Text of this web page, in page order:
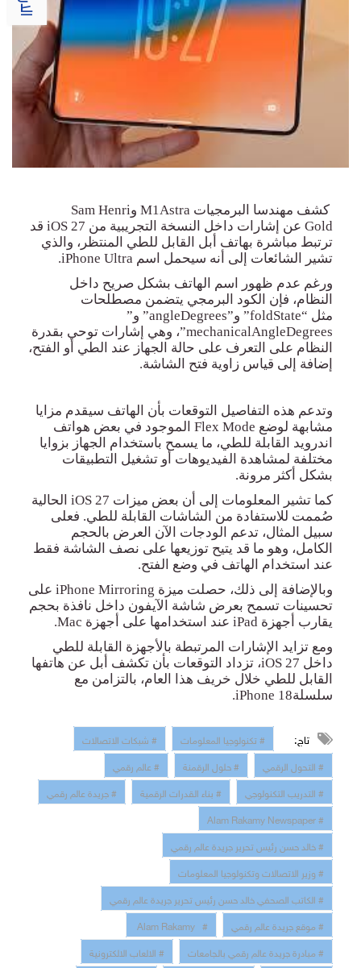
كشف مهندسا البرمجيات وSam Henri
Gold عن إشارات داخل النسخة التجريبية من
قد
ترتبط مباشرة بهاتف أبل القابل للطي المنتظر، والذي
تشير الشائعات إلى أنه سيحمل اسم
ورغم عدم ظهور اسم الهاتف بشكل صريح داخل
النظام، فإن الكود البرمجي يتضمن مصطلحات
مثل “foldState” و”
angleDegrees” و”
mechanicalAngleDegrees” ، وهي إشارات توحي بقدرة
النظام على التعرف على حالة الجهاز عند الطي أو الفتح،
إضافة إلى قياس زاوية فتح الشاشة.
وتدعم هذه التفاصيل التوقعات بأن الهاتف سيقدم مزايا
مشابهة لوضع
الموجود في بعض هواتف
اندرويد القابلة للطي، ما يسمح باستخدام الجهاز بزوايا
مختلفة لمشاهدة الفيديوهات أو تشغيل التطبيقات
بشكل أكثر مرونة.
كما تشير المعلومات إلى أن بعض ميزات
الحالية
صُممت للاستفادة من الشاشات القابلة للطي. فعلى
سبيل المثال، تدعم الودجات
الآن العرض بالحجم
الكامل، وهو ما قد يتيح توزيعها على نصف الشاشة فقط
عند استخدام الهاتف في وضع الفتح.
وبالإضافة إلى ذلك، حصلت ميزة
على
تحسينات تسمح بعرض شاشة الآيفون داخل نافذة بحجم
يقارب أجهزة
عند استخدامها على أجهزة
ومع تزايد الإشارات المرتبطة بالأجهزة القابلة للطي
داخل
، تزداد التوقعات بأن تكشف أبل عن هاتفها
القابل للطي خلال خريف هذا العام، بالتزامن مع
سلسلةiPhone 18.
تاج: # تكنولوجيا المعلومات
# شبكات الاتصالات
# التحول الرقمي
# حلول الرقمنة
# عالم رقمي
# التدريب التكنولوجي
# بناء القدرات الرقمية
# جريدة عالم رقمي
# Alam Rakamy Newspaper
# خالد حسن رئيس تحرير جريدة عالم رقمي
# وزير الاتصالات وتكنولوجيا المعلومات
# الكاتب الصحفي خالد حسن رئيس تحرير جريدة عالم رقمي
# موقع جريدة عالم رقمي
# Alam Rakamy
# مبادرة جريدة عالم رقمي بالجامعات
# الالعاب الالكترونية